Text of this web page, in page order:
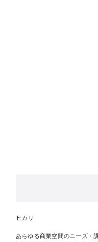
ヒカリ
あらゆる商業空間のニーズ・